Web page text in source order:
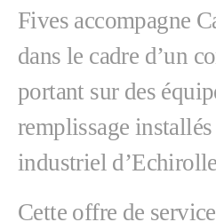
Fives accompagne
dans le cadre d’un
portant sur des
remplissage
industriel
Cette offre de